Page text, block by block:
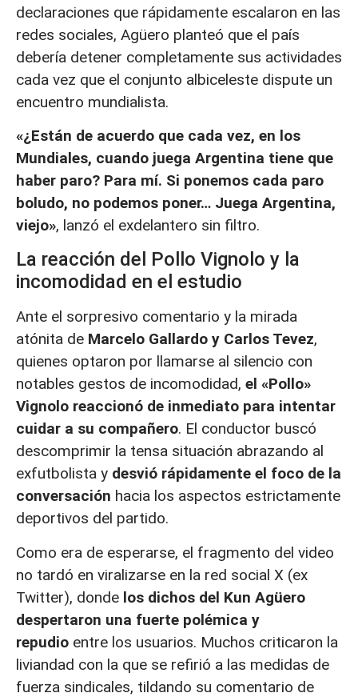
declaraciones que rápidamente escalaron en las
redes sociales, Agüero planteó que el país
debería detener completamente sus actividades
cada vez que el conjunto albiceleste dispute un
encuentro mundialista.
«¿Están de acuerdo que cada vez, en los
Mundiales, cuando juega Argentina tiene que
haber paro? Para mí. Si ponemos cada paro
boludo, no podemos poner… Juega Argentina,
viejo», lanzó el exdelantero sin filtro.
La reacción del Pollo Vignolo y la
incomodidad en el estudio
Ante el sorpresivo comentario y la mirada
atónita de Marcelo Gallardo y Carlos Tevez,
quienes optaron por llamarse al silencio con
notables gestos de incomodidad, el «Pollo»
Vignolo reaccionó de inmediato para intentar
cuidar a su compañero. El conductor buscó
descomprimir la tensa situación abrazando al
exfutbolista y desvió rápidamente el foco de la
conversación hacia los aspectos estrictamente
deportivos del partido.
Como era de esperarse, el fragmento del video
no tardó en viralizarse en la red social X (ex
Twitter), donde los dichos del Kun Agüero
despertaron una fuerte polémica y
repudio entre los usuarios. Muchos criticaron la
liviandad con la que se refirió a las medidas de
fuerza sindicales, tildando su comentario de